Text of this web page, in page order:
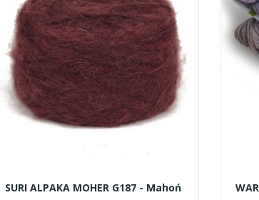
SURI ALPAKA MOHER G187 - Mahoń